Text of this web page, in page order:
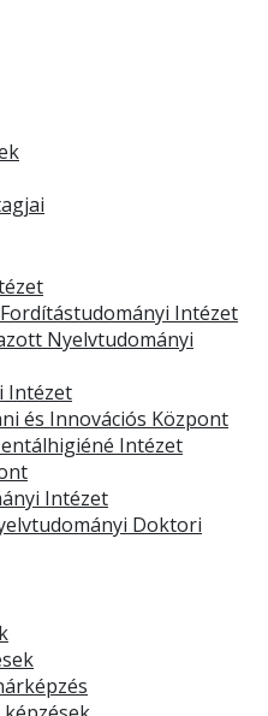
Intézet
Nyelvtudományi
Intézet
és Innovációs Központ
Intézet
Intézet
Doktori